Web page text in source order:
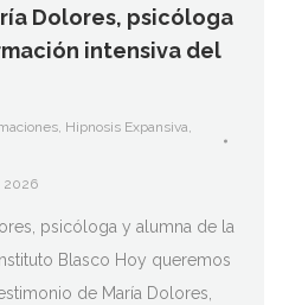
Dolores, psicóloga
intensiva del
, Hipnosis Expansiva,
2026
psicóloga y alumna de la
Blasco Hoy queremos
de María Dolores,